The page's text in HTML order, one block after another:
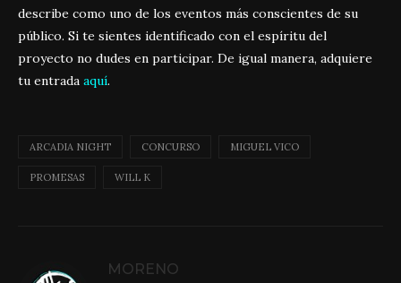
describe como uno de los eventos más conscientes de su
público. Si te sientes identificado con el espíritu del
proyecto no dudes en participar. De igual manera, adquiere
tu entrada aquí.
ARCADIA NIGHT CONCURSO MIGUEL VICO
PROMESAS WILL K
MORENO